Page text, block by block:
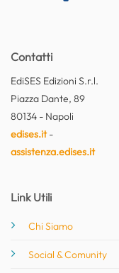
Contatti
EdiSES Edizioni S.r.l.
Piazza Dante, 89
80134 - Napoli
edises.it-
assistenza.edises.it
Link Utili
Chi Siamo
Social & Comunity